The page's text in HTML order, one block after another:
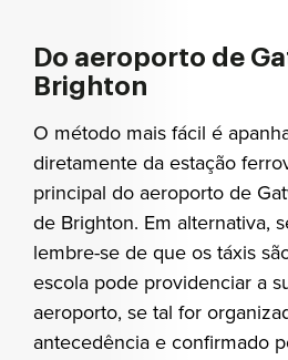
Do aeroporto de
Brighton
O método mais fácil é
diretamente da estação
principal do aeroporto de
de Brighton. Em alternativa,
lembre-se de que os táxis
escola pode providenciar a
aeroporto, se tal for
antecedência e confirmado